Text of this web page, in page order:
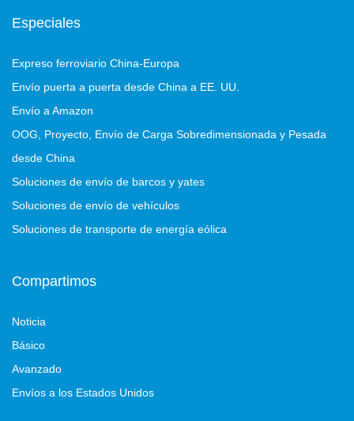
Especiales
Expreso ferroviario China-Europa
Envío puerta a puerta desde China a EE. UU.
Envío a Amazon
OOG, Proyecto, Envío de Carga Sobredimensionada y Pesada
desde China
Soluciones de envío de barcos y yates
Soluciones de envío de vehículos
Soluciones de transporte de energía eólica
Compartimos
Noticia
Básico
Avanzado
Envíos a los Estados Unidos